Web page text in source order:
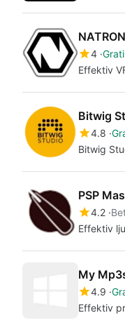
NATRON
4
Effektiv
Bitwig
4.8
Bitwig
PSP
4.2
Effektiv
My
4.9
Effektiv